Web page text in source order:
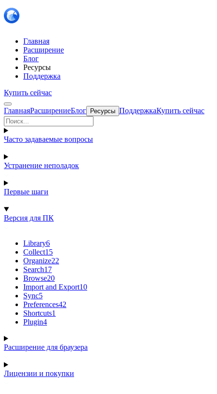
Главная
Расширение
Блог
Ресурсы
Поддержка
Купить сейчас
ГлавнаяРасширениеБлог Ресурсы ПоддержкаКупить сейчас
Часто задаваемые вопросы
Устранение неполадок
Первые шаги
Версия для ПК
Library6
Collect15
Organize22
Search17
Browse20
Import and Export10
Sync5
Preferences42
Shortcuts1
Plugin4
Расширение для браузера
Лицензии и покупки